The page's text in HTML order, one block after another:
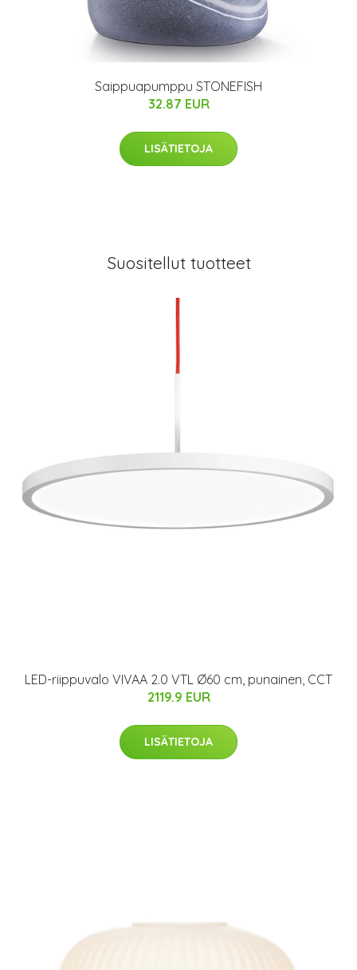
Saippuapumppu STONEFISH
32.87 EUR
LISÄTIETOJA
Suositellut tuotteet
LED-riippuvalo VIVAA 2.0 VTL Ø60 cm, punainen, CCT
2119.9 EUR
LISÄTIETOJA